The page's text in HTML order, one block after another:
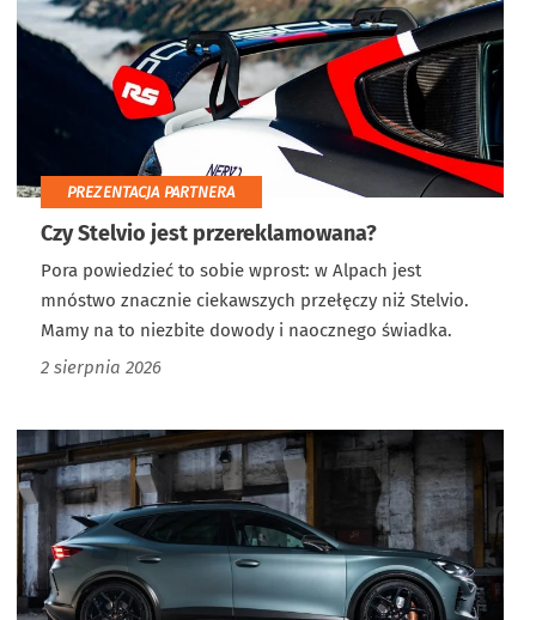
PREZENTACJA PARTNERA
Czy Stelvio jest przereklamowana?
Pora powiedzieć to sobie wprost: w Alpach jest
mnóstwo znacznie ciekawszych przełęczy niż Stelvio.
Mamy na to niezbite dowody i naocznego świadka.
2 sierpnia 2026